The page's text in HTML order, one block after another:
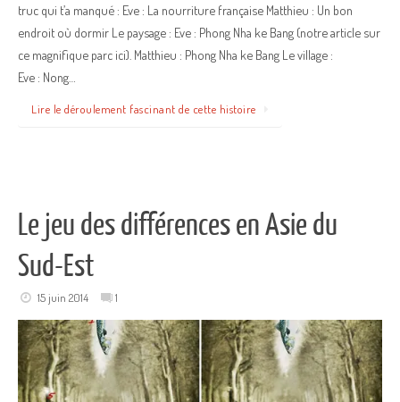
truc qui t’a manqué : Eve : La nourriture française Matthieu : Un bon
endroit où dormir Le paysage : Eve : Phong Nha ke Bang (notre article sur
ce magnifique parc ici). Matthieu : Phong Nha ke Bang Le village :
Eve : Nong…
Lire le déroulement fascinant de cette histoire
Le jeu des différences en Asie du
Sud-Est
15 juin 2014 1